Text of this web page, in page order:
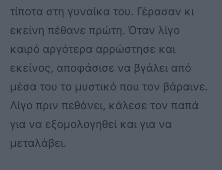
τίποτα στη γυναίκα του. Γέρασαν κι
εκείνη πέθανε πρώτη. Όταν λίγο
καιρό αργότερα αρρώστησε και
εκείνος, αποφάσισε να βγάλει από
μέσα του το μυστικό που τον βάραινε.
Λίγο πριν πεθάνει, κάλεσε τον παπά
για να εξομολογηθεί και για να
μεταλάβει.